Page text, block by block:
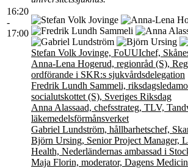
16:20
-
17:00
Stefan Volk Jovinge, FoUUIchef,
Anna-Lena Hogerud, regionråd (S),
ordförande i SKR:s sjukvårdsdelegation
Fredrik Lundh Sammeli,
socialutskottet (S), Sveriges Riksdag
Anna Alassaad, chefsstrateg, TLV,
läkemedelsförmånsverket
Gabriel Lundström, hållbarhetschef,
Björn Ursing, Senior Project Manager,
Health, Nederländernas ambassad i
Maja Florin, moderator, Dagens